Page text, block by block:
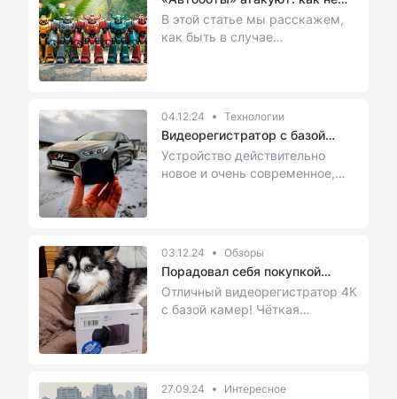
лишит...
В этой статье мы расскажем,
как быть в случае
04.12.24 Технологии
Видеорегистратор с базой
камер i...
Устройство действительно
новое и очень современное,
03.12.24 Обзоры
Порадовал себя покупкой
видеорег...
Отличный видеорегистратор 4К
с базой камер! Чёткая
27.09.24 Интересное